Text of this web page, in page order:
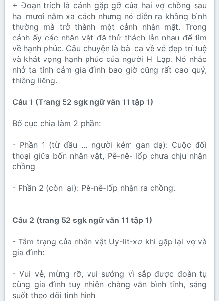
+ Đoạn trích là cảnh gặp gỡ của hai vợ chồng sau
hai mươi năm xa cách nhưng nó diễn ra không bình
thường mà trở thành một cảnh nhận mặt. Trong
cảnh ấy các nhân vật đã thử thách lẫn nhau để tìm
về hạnh phúc. Câu chuyện là bài ca về vẻ đẹp trí tuệ
và khát vọng hạnh phúc của người Hi Lạp. Nó nhắc
nhở ta tình cảm gia đình bao giờ cũng rất cao quý,
thiêng liêng.
Câu 1 (Trang 52 sgk ngữ văn 11 tập 1)
Bố cục chia làm 2 phần:
- Phần 1 (từ đầu ... người kém gan dạ): Cuộc đối
thoại giữa bốn nhân vật, Pê-nê- lốp chưa chịu nhận
chồng
- Phần 2 (còn lại): Pê-nê-lốp nhận ra chồng.
Câu 2 (trang 52 sgk ngữ văn 11 tập 1)
- Tâm trạng của nhân vật Uy-lit-xơ khi gặp lại vợ và
gia đình:
- Vui vẻ, mừng rỡ, vui sướng vì sắp được đoàn tụ
cùng gia đình tuy nhiên chàng vẫn bình tĩnh, sáng
suốt theo dõi tình hình